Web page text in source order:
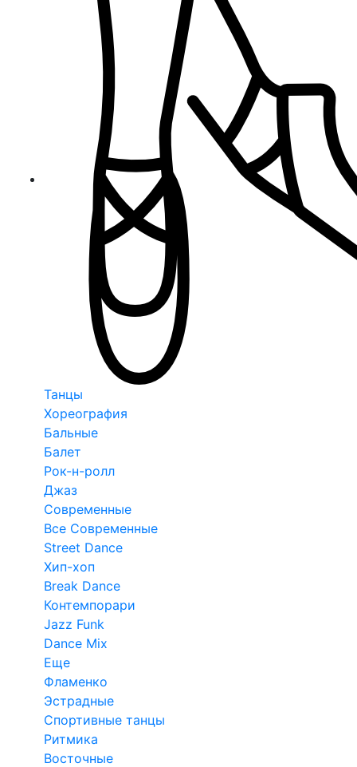
Танцы
Хореография
Бальные
Балет
Рок-н-ролл
Джаз
Современные
Все Современные
Street Dance
Хип-хоп
Break Dance
Контемпорари
Jazz Funk
Dance Mix
Еще
Фламенко
Эстрадные
Спортивные танцы
Ритмика
Восточные